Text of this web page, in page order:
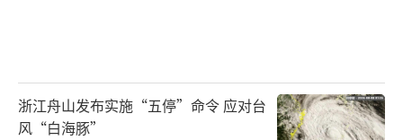
浙江舟山发布实施“五停”命令 应对台
风“白海豚”